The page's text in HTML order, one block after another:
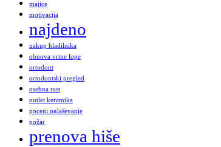
majice
motivacija
najdeno
nakup hladilnika
obnova vrtne lope
ortodont
ortodontski pregled
osebna rast
outlet keramika
poceni oglaševanje
požar
prenova hiše